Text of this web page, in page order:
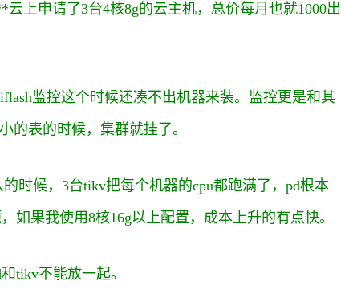
上申请了3台4核8g的云主机，总价每月也就1000出
监控这个时候还凑不出机器来装。监控更是和其
的表的时候，集群就挂了。
时候，3台tikv把每个机器的cpu都跑满了，pd根本
如果我使用8核16g以上配置，成本上升的有点快。
tikv不能放一起。